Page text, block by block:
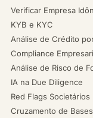
Verificar Empresa
KYB e KYC
Análise de Crédito
Compliance
Análise de Risco de
IA na Due Diligence
Red Flags Societários
Cruzamento de